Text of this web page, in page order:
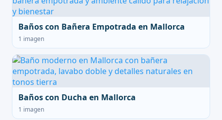
Baños con Bañera Empotrada en Mallorca
1 imagen
Baños con Ducha en Mallorca
1 imagen